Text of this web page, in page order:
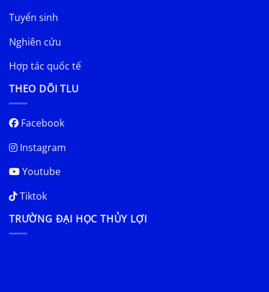
Tuyển sinh
Nghiên cứu
Hợp tác quốc tế
THEO DÕI TLU
Facebook
Instagram
Youtube
Tiktok
TRƯỜNG ĐẠI HỌC THỦY LỢI